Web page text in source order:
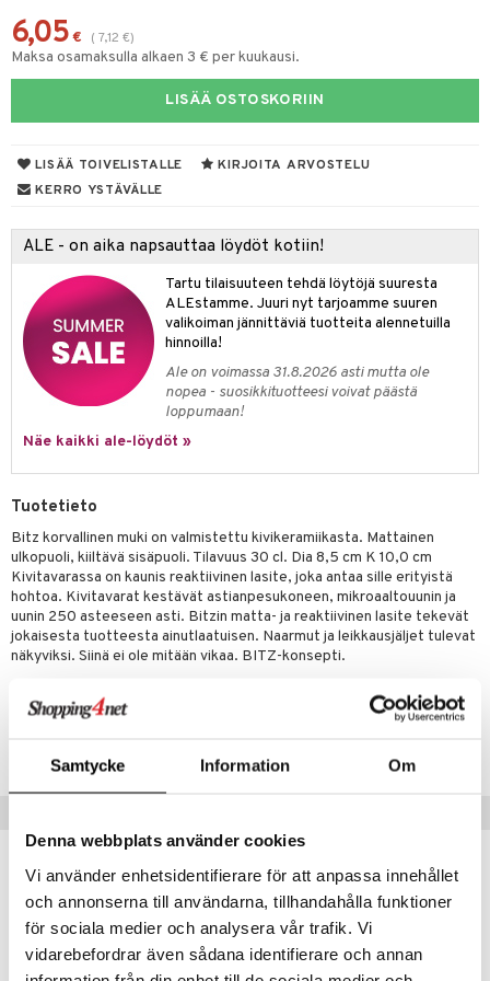
Samtycke Information Om
Denna webbplats använder cookies
Vi använder enhetsidentifierare för att anpassa innehållet
och annonserna till användarna, tillhandahålla funktioner
för sociala medier och analysera vår trafik. Vi
vidarebefordrar även sådana identifierare och annan
6,05 € ( 7,12 €)
Maksa osamaksulla alkaen 3 € per kuukausi.
LISÄÄ OSTOSKORIIN
LISÄÄ TOIVELISTALLE
KIRJOITA ARVOSTELU
KERRO YSTÄVÄLLE
ALE - on aika napsauttaa löydöt kotiin!
Tartu tilaisuuteen tehdä löytöjä suuresta
ALEstamme. Juuri nyt tarjoamme suuren
valikoiman jännittäviä tuotteita alennetuilla
hinnoilla!
Ale on voimassa 31.8.2026 asti mutta ole
nopea - suosikkituotteesi voivat päästä
loppumaan!
Näe kaikki ale-löydöt »
Tuotetieto
Bitz korvallinen muki on valmistettu kivikeramiikasta. Mattainen
ulkopuoli, kiiltävä sisäpuoli. Tilavuus 30 cl. Dia 8,5 cm K 10,0 cm
Kivitavarassa on kaunis reaktiivinen lasite, joka antaa sille erityistä
hohtoa. Kivitavarat kestävät astianpesukoneen, mikroaaltouunin ja
uunin 250 asteeseen asti. Bitzin matta- ja reaktiivinen lasite tekevät
jokaisesta tuotteesta ainutlaatuisen. Naarmut ja leikkausjäljet tulevat
näkyviksi. Siinä ei ole mitään vikaa. BITZ-konsepti.
Tuotenumero
-38%
& Vihannesveitset
sisustus
tarvikkeita
tekstiilit
koristelu
säilytys
tekstiilit
Saalit
& Tyynyliinat
& Koukut
Art
& Hyllyt
& Koukut
& Korit
tekstiilit
tekstiilit
& Tyynyliinat
ruokinta
& vastauksia